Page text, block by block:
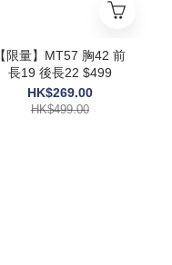
【限量】MT57 胸42 前
長19 後長22 $499
HK$269.00
HK$499.00